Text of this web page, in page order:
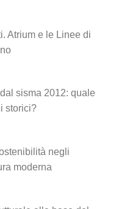
Atrium e le Linee di
sisma 2012: quale
storici?
negli
moderna